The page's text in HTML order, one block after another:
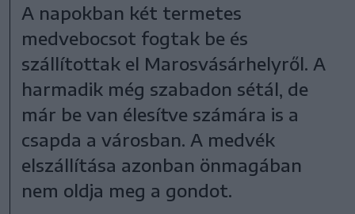
A napokban két termetes
medvebocsot fogtak be és
szállítottak el Marosvásárhelyről. A
harmadik még szabadon sétál, de
már be van élesítve számára is a
csapda a városban. A medvék
elszállítása azonban önmagában
nem oldja meg a gondot.